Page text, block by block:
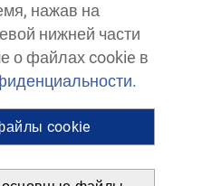
нажав на
нижней части
о файлах cookie в
cookie